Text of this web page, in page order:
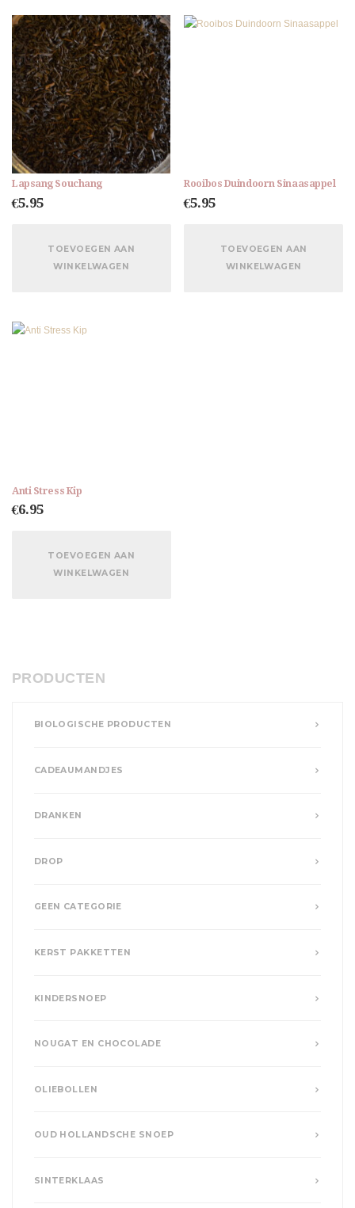
Lapsang Souchang
€5.95
TOEVOEGEN AAN
WINKELWAGEN
Rooibos Duindoorn Sinaasappel
€5.95
TOEVOEGEN AAN
WINKELWAGEN
Anti Stress Kip
€6.95
TOEVOEGEN AAN
WINKELWAGEN
PRODUCTEN
BIOLOGISCHE PRODUCTEN
CADEAUMANDJES
DRANKEN
DROP
GEEN CATEGORIE
KERST PAKKETTEN
KINDERSNOEP
NOUGAT EN CHOCOLADE
OLIEBOLLEN
OUD HOLLANDSCHE SNOEP
SINTERKLAAS